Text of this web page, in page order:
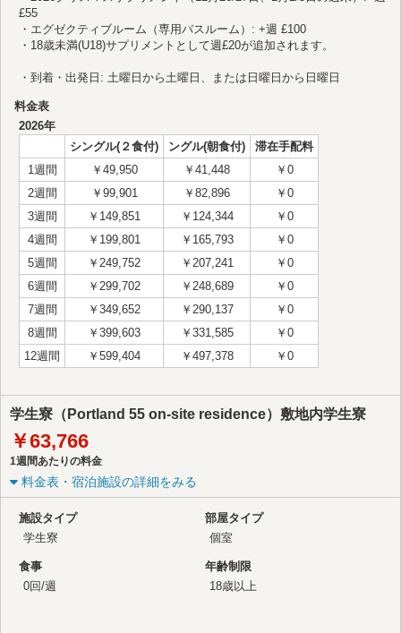
£55
・エグゼクティブルーム（専用バスルーム）: +週 £100
・18歳未満(U18)サプリメントとして週£20が追加されます。
・到着・出発日: 土曜日から土曜日、または日曜日から日曜日
料金表
2026年
シングル(２食付)
ングル(朝食付)
滞在手配料
1週間
￥49,950 ￥41,448
￥0
2週間
￥99,901 ￥82,896
￥0
3週間
￥149,851 ￥124,344
￥0
4週間
￥199,801 ￥165,793
￥0
5週間
￥249,752 ￥207,241
￥0
6週間
￥299,702 ￥248,689
￥0
7週間
￥349,652 ￥290,137
￥0
8週間
￥399,603 ￥331,585
￥0
12週間
￥599,404 ￥497,378 ￥0
学生寮（Portland 55 on-site residence）敷地内学生寮
￥63,766
1週間あたりの料金
料金表・宿泊施設の詳細をみる
施設タイプ
学生寮
部屋タイプ
個室
食事
0回/週
年齢制限
18歳以上